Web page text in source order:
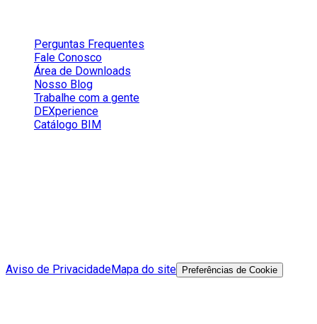
Perguntas Frequentes
Fale Conosco
Área de Downloads
Nosso Blog
Trabalhe com a gente
DEXperience
Catálogo BIM
Aviso de PrivacidadeMapa do site Preferências de Cookie